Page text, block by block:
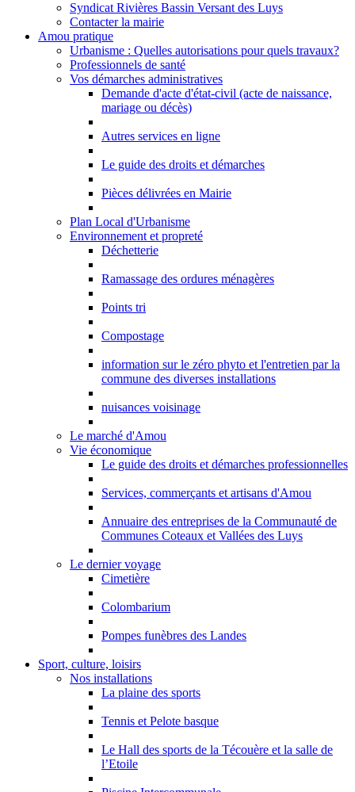
Syndicat Rivières Bassin Versant des Luys
Contacter la mairie
Amou pratique
Urbanisme : Quelles autorisations pour quels travaux?
Professionnels de santé
Vos démarches administratives
Demande d'acte d'état-civil (acte de naissance,
mariage ou décès)
Autres services en ligne
Le guide des droits et démarches
Pièces délivrées en Mairie
Plan Local d'Urbanisme
Environnement et propreté
Déchetterie
Ramassage des ordures ménagères
Points tri
Compostage
information sur le zéro phyto et l'entretien par la
commune des diverses installations
nuisances voisinage
Le marché d'Amou
Vie économique
Le guide des droits et démarches professionnelles
Services, commerçants et artisans d'Amou
Annuaire des entreprises de la Communauté de
Communes Coteaux et Vallées des Luys
Le dernier voyage
Cimetière
Colombarium
Pompes funèbres des Landes
Sport, culture, loisirs
Nos installations
La plaine des sports
Tennis et Pelote basque
Le Hall des sports de la Técouère et la salle de
l’Etoile